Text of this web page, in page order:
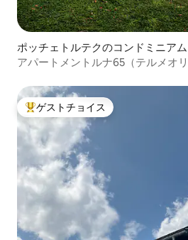
ポッチェトルテクのコンドミニアム
アパートメントルナ65（テルメオ
大好評のゲストチョイスです。
ゲストチョイス